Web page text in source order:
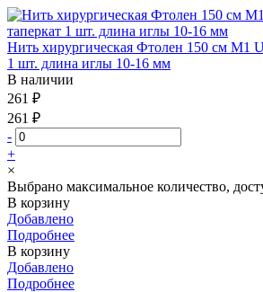
Нить хирургическая Фтолен 150 см М1
1 шт. длина иглы 10-16 мм
В наличии
261 ₽
261 ₽
-
+
×
Выбрано максимальное количество,
В корзину
Добавлено
Подробнее
В корзину
Добавлено
Подробнее